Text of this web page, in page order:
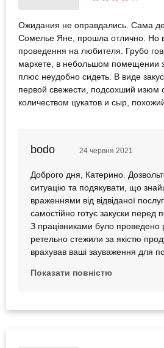
Ожидания не оправдались. Сама
Сомелье Яне, прошла отлично. Но вот само место
проведення на любителя. Грубо
маркете, в небольшом помещении
плюс неудобно сидеть. В виде
первой свежести, подсохший изюм
количеством цукатов и сыр,
bodo 24 червня 2021
Доброго дня, Катерино.
ситуацію та подякувати, що
враженнями від відвіданої
самостійно готує закуски перед
З працівниками було проведено
ретельно стежили за якістю
врахував ваші зауваження для
перепрошуємо за незручності.
Показати повністю